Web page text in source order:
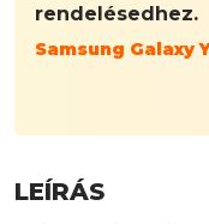
rendelésedhez.
Samsung Galaxy
LEÍRÁS